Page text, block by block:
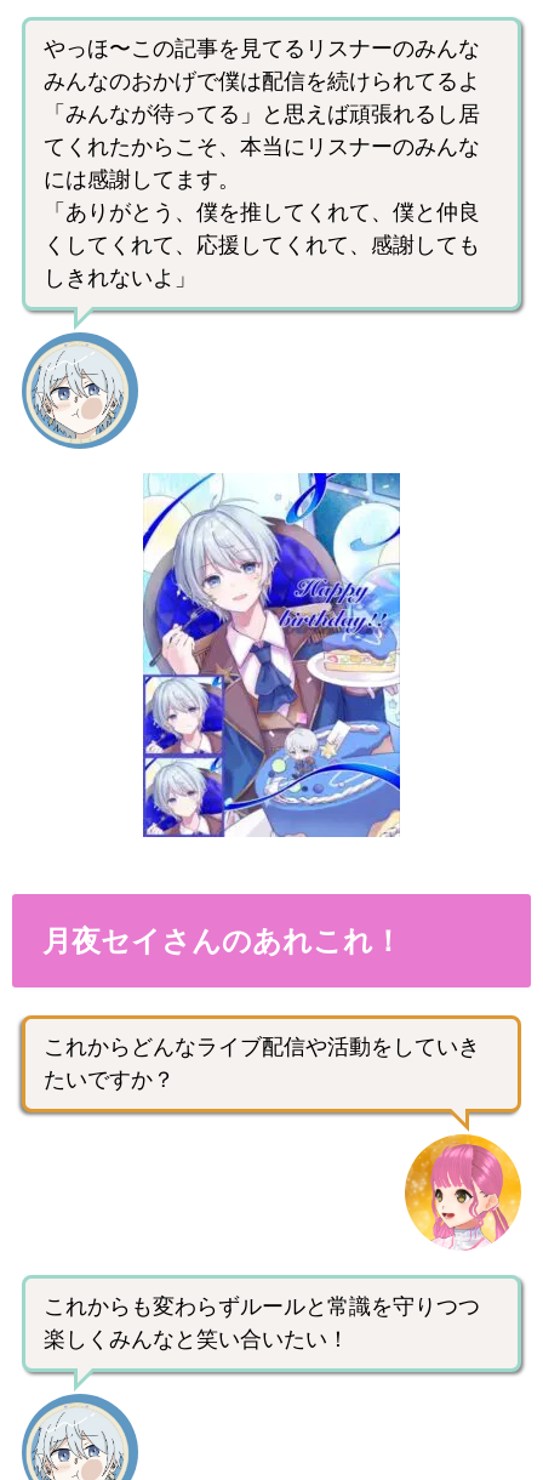
やっほ〜この記事を見てるリスナーのみんな
みんなのおかげで僕は配信を続けられてるよ
「みんなが待ってる」と思えば頑張れるし居
てくれたからこそ、本当にリスナーのみんな
には感謝してます。
「ありがとう、僕を推してくれて、僕と仲良
くしてくれて、応援してくれて、感謝しても
しきれないよ」
月夜セイさんのあれこれ！
これからどんなライブ配信や活動をしていき
たいですか？
これからも変わらずルールと常識を守りつつ
楽しくみんなと笑い合いたい！